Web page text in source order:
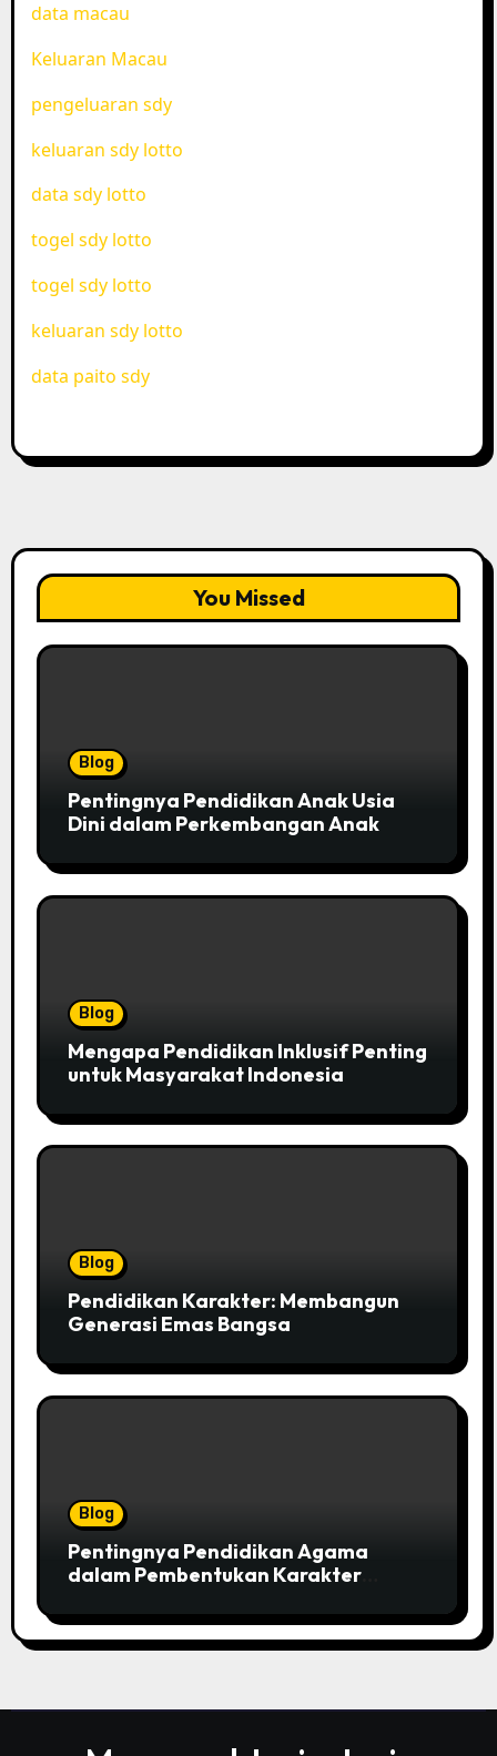
data macau
Keluaran Macau
pengeluaran sdy
keluaran sdy lotto
data sdy lotto
togel sdy lotto
togel sdy lotto
keluaran sdy lotto
data paito sdy
You Missed
Blog
Pentingnya Pendidikan Anak Usia
Dini dalam Perkembangan Anak
Blog
Mengapa Pendidikan Inklusif Penting
untuk Masyarakat Indonesia
Blog
Pendidikan Karakter: Membangun
Generasi Emas Bangsa
Blog
Pentingnya Pendidikan Agama
dalam Pembentukan Karakter